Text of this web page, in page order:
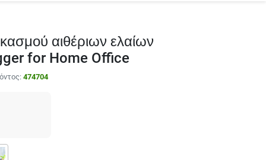
αιθέριων ελαίων
for Home Office
474704